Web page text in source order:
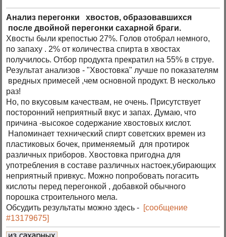
Анализ перегонки хвостов, образовавшихся
после двойной перегонки сахарной браги.
Хвосты были крепостью 27%. Голов отобрал немного,
по запаху . 2% от количества спирта в хвостах
получилось. Отбор продукта прекратил на 55% в струе.
Результат анализов - "Хвостовка" лучше по показателям
вредных примесей ,чем основной продукт. В несколько
раз!
Но, по вкусовым качествам, не очень. Присутствует
посторонний неприятный вкус и запах. Думаю, что
причина -высокое содержание хвостовых кислот.
Напоминает технический спирт советских времен из
пластиковых бочек, применяемый для протирок
различных приборов. Хвостовка пригодна для
употребления в составе различных настоек,убирающих
неприятный привкус. Можно попробовать погасить
кислоты перед перегонкой , добавкой обычного
порошка строительного мела.
Обсудить результаты можно здесь - [сообщение
#13179675]